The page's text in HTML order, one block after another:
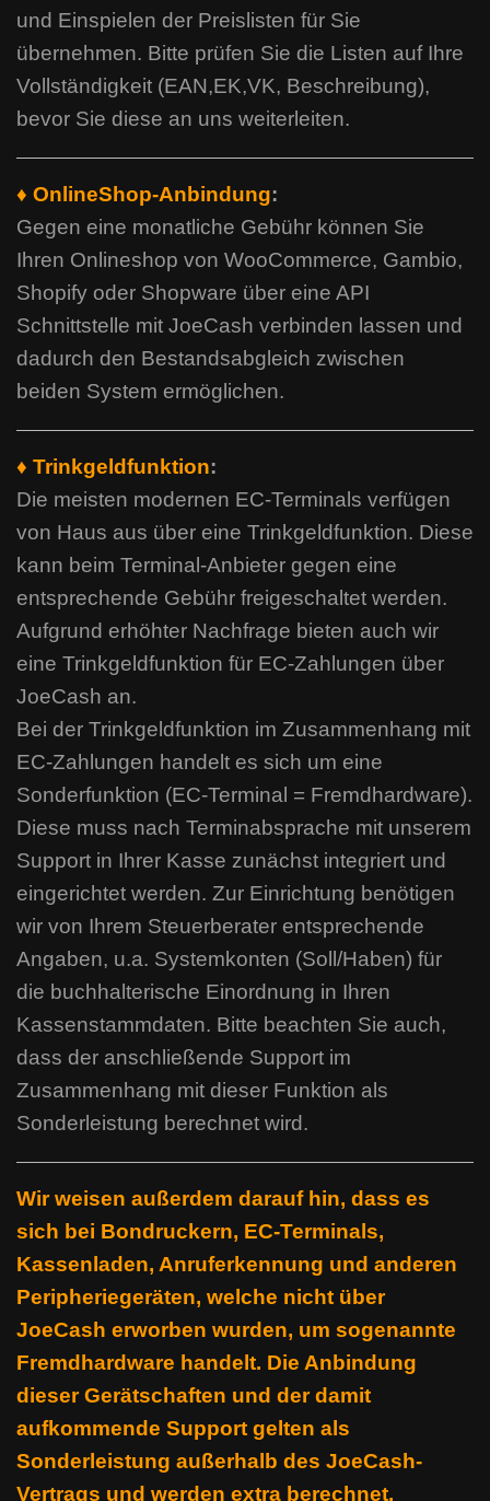
und Einspielen der Preislisten für Sie
übernehmen. Bitte prüfen Sie die Listen auf Ihre
Vollständigkeit (EAN,EK,VK, Beschreibung),
bevor Sie diese an uns weiterleiten.
♦ OnlineShop-Anbindung:
Gegen eine monatliche Gebühr können Sie
Ihren Onlineshop von WooCommerce, Gambio,
Shopify oder Shopware über eine API
Schnittstelle mit JoeCash verbinden lassen und
dadurch den Bestandsabgleich zwischen
beiden System ermöglichen.
♦ Trinkgeldfunktion:
Die meisten modernen EC-Terminals verfügen
von Haus aus über eine Trinkgeldfunktion. Diese
kann beim Terminal-Anbieter gegen eine
entsprechende Gebühr freigeschaltet werden.
Aufgrund erhöhter Nachfrage bieten auch wir
eine Trinkgeldfunktion für EC-Zahlungen über
JoeCash an.
Bei der Trinkgeldfunktion im Zusammenhang mit
EC-Zahlungen handelt es sich um eine
Sonderfunktion (EC-Terminal = Fremdhardware).
Diese muss nach Terminabsprache mit unserem
Support in Ihrer Kasse zunächst integriert und
eingerichtet werden. Zur Einrichtung benötigen
wir von Ihrem Steuerberater entsprechende
Angaben, u.a. Systemkonten (Soll/Haben) für
die buchhalterische Einordnung in Ihren
Kassenstammdaten. Bitte beachten Sie auch,
dass der anschließende Support im
Zusammenhang mit dieser Funktion als
Sonderleistung berechnet wird.
Wir weisen außerdem darauf hin, dass es
sich bei Bondruckern, EC-Terminals,
Kassenladen, Anruferkennung und anderen
Peripheriegeräten, welche nicht über
JoeCash erworben wurden, um sogenannte
Fremdhardware handelt. Die Anbindung
dieser Gerätschaften und der damit
aufkommende Support gelten als
Sonderleistung außerhalb des JoeCash-
Vertrags und werden extra berechnet.